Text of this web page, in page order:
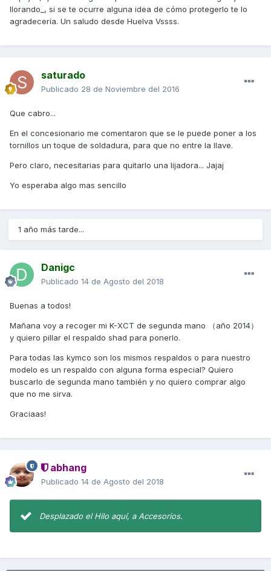
llorando_, si se te ocurre alguna idea de cómo protegerlo te lo
agradecería. Un saludo desde Huelva Vssss.
saturado
Publicado 28 de Noviembre del 2016
Que cabro...
En el concesionario me comentaron que se le puede poner a los
tornillos un toque de soldadura, para que no entre la llave.
Pero claro, necesitarias para quitarlo una lijadora... Jajaj
Yo esperaba algo mas sencillo
1 año más tarde...
Danigc
Publicado 14 de Agosto del 2018
Buenas a todos!
Mañana voy a recoger mi K-XCT de segunda mano （año 2014）
y quiero pillar el respaldo shad para ponerlo.
Para todas las kymco son los mismos respaldos o para nuestro
modelo es un respaldo con alguna forma especial? Quiero
buscarlo de segunda mano también y no quiero comprar algo
que no me sirva.
Graciaas!
abhang
Publicado 14 de Agosto del 2018
Desplazado el Hilo aquí, a Accesorios.